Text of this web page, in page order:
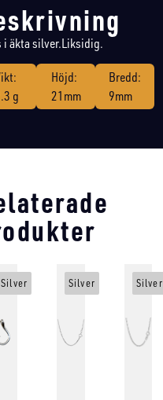
i äkta silver.Liksidig.
g
Höjd:
21mm
Bredd:
9mm
Silver Silver Silver